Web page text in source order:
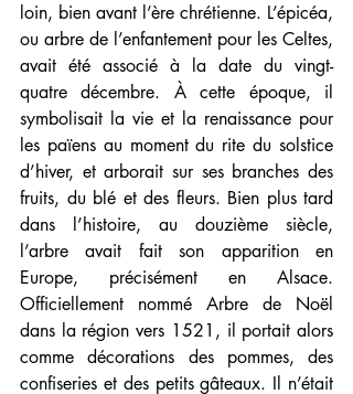
loin, bien avant l’ère chrétienne. L’épicéa,
ou arbre de l’enfantement pour les Celtes,
avait été associé à la date du vingt-
quatre décembre. À cette époque, il
symbolisait la vie et la renaissance pour
les païens au moment du rite du solstice
d’hiver, et arborait sur ses branches des
fruits, du blé et des fleurs. Bien plus tard
dans l’histoire, au douzième siècle,
l’arbre avait fait son apparition en
Europe, précisément en Alsace.
Officiellement nommé Arbre de Noël
dans la région vers 1521, il portait alors
comme décorations des pommes, des
confiseries et des petits gâteaux. Il n’était